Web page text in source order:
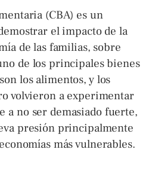
(CBA) es un
el impacto de la
de las familias, sobre
de los principales bienes
los alimentos, y los
volvieron a experimentar
a no ser demasiado fuerte,
presión principalmente
más vulnerables.